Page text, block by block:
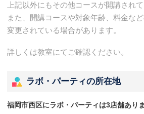
上記以外にもその他コースが開講され
また、開講コースや対象年齢、料金な
変更されている場合があります。
詳しくは教室にてご確認ください。
ラボ・パーティの所在地
福岡市西区にラボ・パーティは3店舗あり